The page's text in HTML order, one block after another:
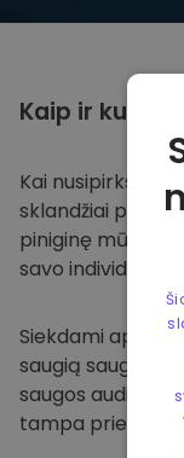
Kaip ir kur
Kai nusipirksite
sklandžiai
piniginę mūsų
savo individualią
Siekdami
saugią saugyklą
saugos auditus.
tampa